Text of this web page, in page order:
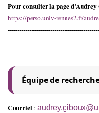
Pour consulter la page
https://perso.univ-rennes2.fr/
Équipe de recherche
Courriel :